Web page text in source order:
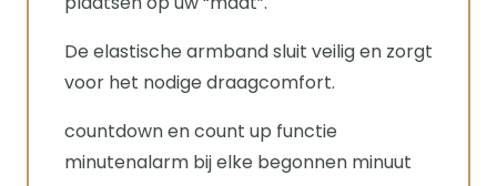
De elastische armband sluit veilig en zorgt
voor het nodige draagcomfort.
countdown en count up functie
minutenalarm bij elke begonnen minuut